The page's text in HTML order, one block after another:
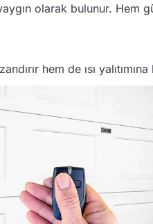
olarak bulunur. Hem
hem de ısı yalıtımına